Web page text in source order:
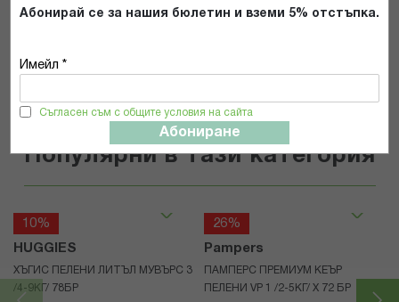
Абонирай се за нашия бюлетин и вземи 5% отстъпка.
Имейл *
Съгласен съм с общите условия на сайта
Абониране
Популярни в тази категория
10%
HUGGIES
ХЪГИС ПЕЛЕНИ ЛИТЪЛ МУВЪРС 3
/4-9КГ/ 78БР
26%
Pampers
ПАМПЕРС ПРЕМИУМ КЕЪР
ПЕЛЕНИ VP 1 /2-5КГ/ Х 72 БР